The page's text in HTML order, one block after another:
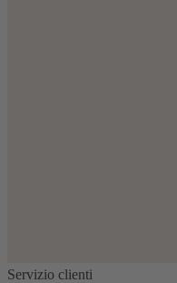
Servizio clienti